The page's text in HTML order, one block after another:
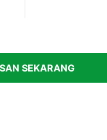
SEKARANG